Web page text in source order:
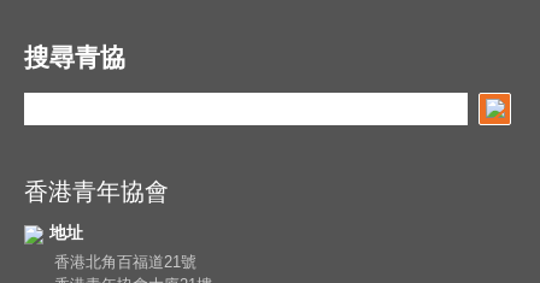
搜尋青協
香港青年協會
地址
香港北角百福道21號